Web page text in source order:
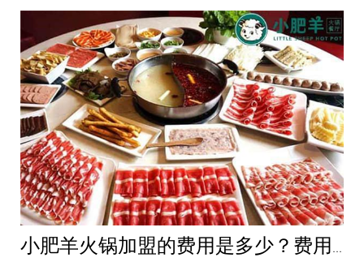
小肥羊火锅加盟的费用是多少？费用标准如下看你是否符合加盟资格